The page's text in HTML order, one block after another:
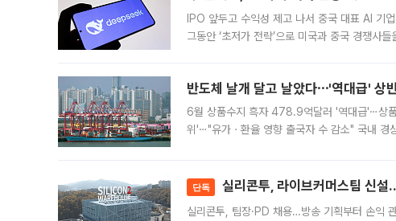
IPO 앞두고 수익성 제고 나서 중국 대표 AI 기
그동안 ‘초저가 전략’으로 미국과 중국 경쟁사
반도체 날개 달고 날았다⋯'역대급' 상
6월 상품수지 흑자 478.9억달러 '역대급'⋯상
위'⋯"유가ㆍ환율 영향 출국자 수 감소" 국내 경
단독 실리콘투, 라이브커머스팀 신설
실리콘투, 팀장·PD 채용…방송 기획부터 손익